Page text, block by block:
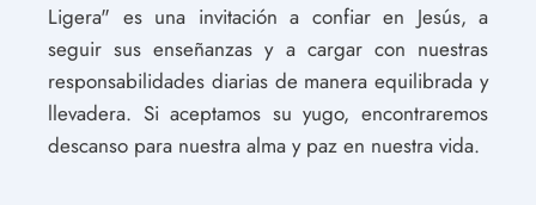
Ligera" es una invitación a confiar en Jesús, a
seguir sus enseñanzas y a cargar con nuestras
responsabilidades diarias de manera equilibrada y
llevadera. Si aceptamos su yugo, encontraremos
descanso para nuestra alma y paz en nuestra vida.